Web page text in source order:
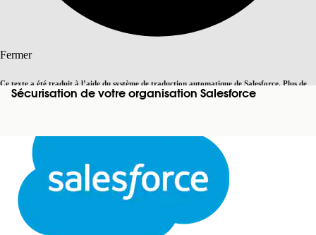
Fermer
Ce texte a été traduit à l’aide du système de traduction automatique de Salesforce. Plus de
détails, consultez < cette page .
Basculer vers la page en anglais
Fermer
Sécurisation de votre organisation Salesforce